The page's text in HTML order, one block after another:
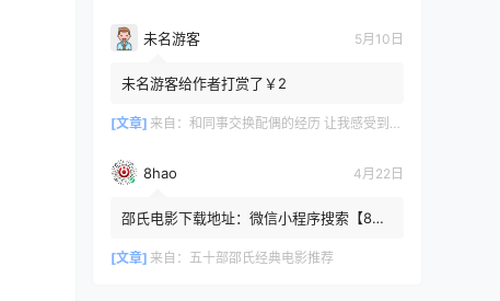
未名游客 5月10日
未名游客给作者打赏了￥2
[文章] 来自： 和同事交换配偶的经历 让我感受到了从未有过的快乐
8hao 4月22日
邵氏电影下载地址：微信小程序搜索【8号
令或保存下方二维码微...
[文章] 来自： 五十部邵氏经典电影推荐